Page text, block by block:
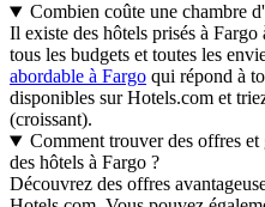
Combien coûte une chambre
Il existe des hôtels prisés à
tous les budgets et toutes les
abordable à Fargo qui répond à
disponibles sur Hotels.com et
(croissant).
Comment trouver des offres et
des hôtels à Fargo ?
Découvrez des offres